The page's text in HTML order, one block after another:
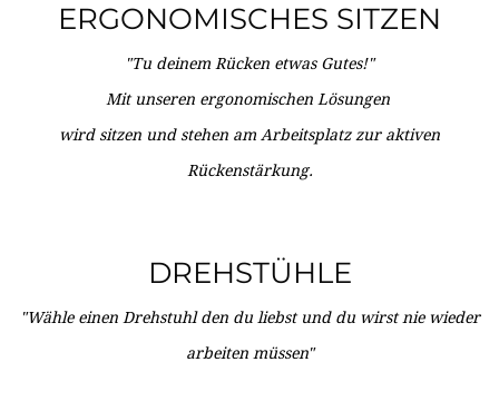
ERGONOMISCHES SITZEN
"Tu deinem Rücken etwas Gutes!"
Mit unseren ergonomischen Lösungen
wird sitzen und stehen am Arbeitsplatz zur aktiven
Rückenstärkung.
DREHSTÜHLE
"Wähle einen Drehstuhl den du liebst und du wirst nie wieder
arbeiten müssen"